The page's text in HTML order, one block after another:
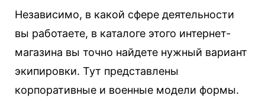
Независимо, в какой сфере деятельности
вы работаете, в каталоге этого интернет-
магазина вы точно найдете нужный вариант
экипировки. Тут представлены
корпоративные и военные модели формы.